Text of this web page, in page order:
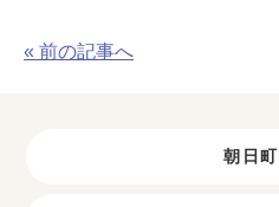
« 前の記事へ
朝日町